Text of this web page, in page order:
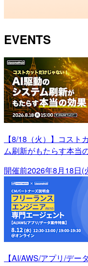
EVENTS
【8/18（火）】コス
ム刷新がもたらす本当
開催前2026年8月18日(
【AI/AWS/アプリ/デ